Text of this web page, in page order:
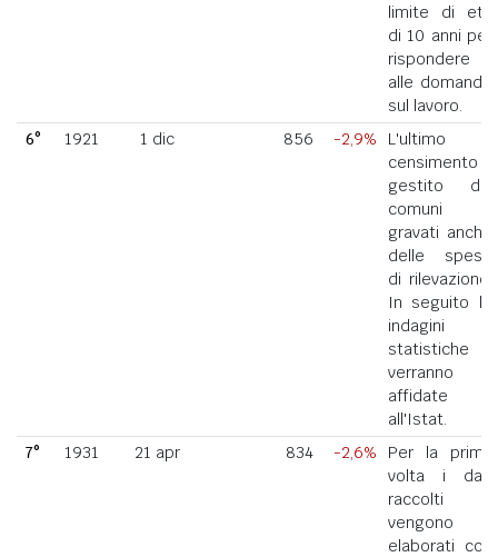
limite di età
di 10 anni per
rispondere
alle domande
sul lavoro.
6°
1921 1 dic 856 -2,9%
L'ultimo
censimento
gestito dai
comuni
gravati anche
delle spese
di rilevazione.
In seguito le
indagini
statistiche
verranno
affidate
all'Istat.
7°
1931 21 apr 834 -2,6%
Per la prima
volta i dati
raccolti
vengono
elaborati con